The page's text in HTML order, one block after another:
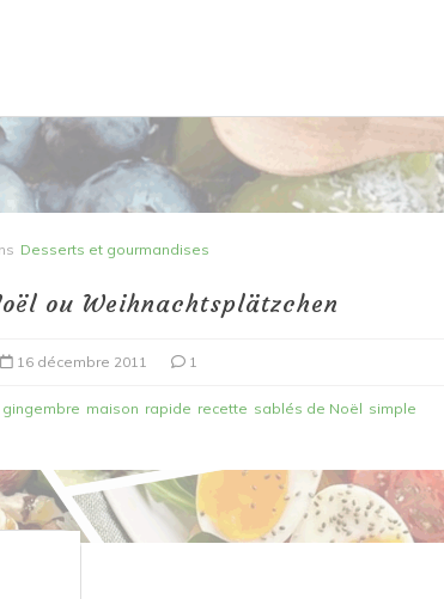
Desserts et gourmandises
ou Weihnachtsplätzchen
16 décembre 2011 1
gingembre maison rapide recette sablés de Noël simple